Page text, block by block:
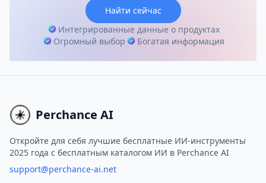
Найти сейчас
Интегрированные данные о продуктах
Огромный выбор
Богатая информация
Perchance AI
Откройте для себя лучшие бесплатные ИИ-инструменты
2025 года с бесплатным каталогом ИИ в Perchance AI
support@perchance-ai.net